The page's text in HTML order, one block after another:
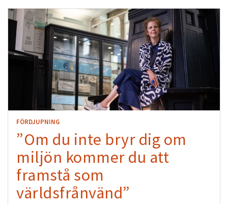
FÖRDJUPNING
”Om du inte bryr dig om
miljön kommer du att
framstå som
världsfrånvänd”